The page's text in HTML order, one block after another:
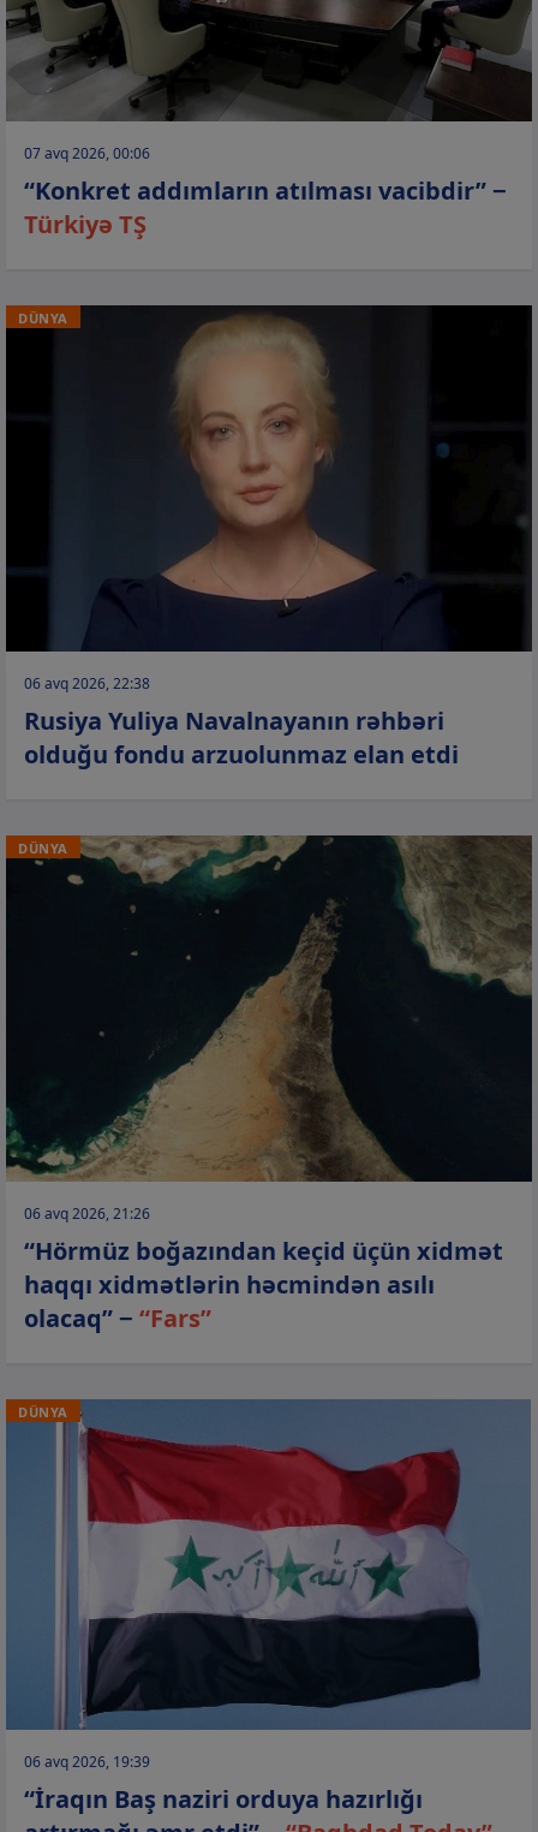
07 avq 2026, 00:06
“Konkret addımların atılması vacibdir” −
Türkiyə TŞ
DÜNYA
06 avq 2026, 22:38
Rusiya Yuliya Navalnayanın rəhbəri
olduğu fondu arzuolunmaz elan etdi
DÜNYA
06 avq 2026, 21:26
“Hörmüz boğazından keçid üçün xidmət
haqqı xidmətlərin həcmindən asılı
olacaq” − “Fars”
DÜNYA
06 avq 2026, 19:39
“İraqın Baş naziri orduya hazırlığı